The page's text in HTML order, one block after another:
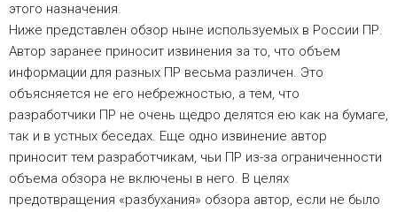
этого назначения.
Ниже представлен обзор ныне используемых в России ПР.
Автор заранее приносит извинения за то, что объем
информации для разных ПР весьма различен. Это
объясняется не его небрежностью, а тем, что
разработчики ПР не очень щедро делятся ею как на бумаге,
так и в устных беседах. Еще одно извинение автор
приносит тем разработчикам, чьи ПР из-за ограниченности
объема обзора не включены в него. В целях
предотвращения «разбухания» обзора автор, если не было